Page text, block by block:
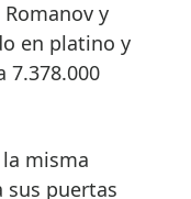
y
en platino y
7.378.000
misma
sus puertas